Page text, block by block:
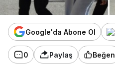
Google'da Abone Ol
0 Paylaş Beğen